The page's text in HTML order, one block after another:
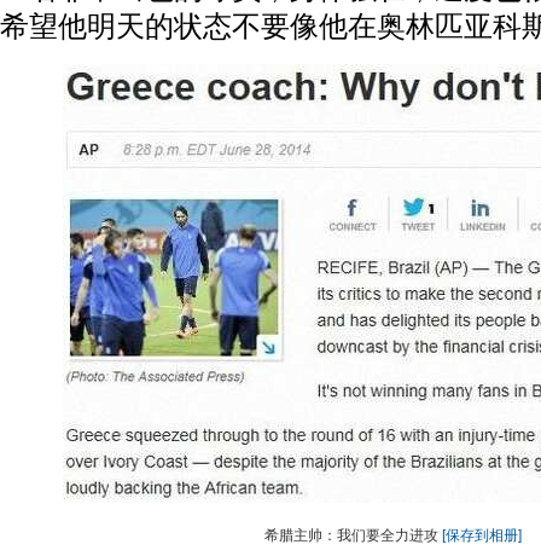
希望他明天的状态不要像他在奥林匹亚科
希腊主帅：我们要全力进攻 [保存到相册]